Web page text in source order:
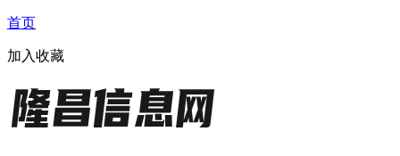
首页
加入收藏